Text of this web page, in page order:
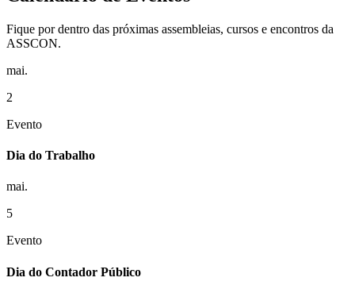
Fique por dentro das próximas assembleias, cursos e encontros da
ASSCON.
mai.
2
Evento
Dia do Trabalho
mai.
5
Evento
Dia do Contador Público